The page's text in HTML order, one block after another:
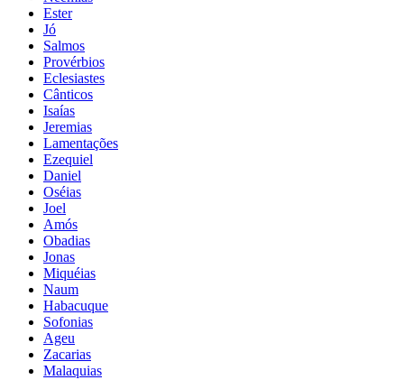
Ester
Jó
Salmos
Provérbios
Eclesiastes
Cânticos
Isaías
Jeremias
Lamentações
Ezequiel
Daniel
Oséias
Joel
Amós
Obadias
Jonas
Miquéias
Naum
Habacuque
Sofonias
Ageu
Zacarias
Malaquias